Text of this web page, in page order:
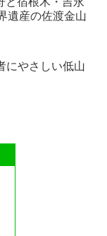
遺産の佐渡金山
にやさしい低山